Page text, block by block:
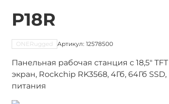
P18R
ONERugged Артикул: 12578500
Панельная рабочая станция с 18,5"
экран, Rockchip RK3568, 4Гб, 64Гб
питания